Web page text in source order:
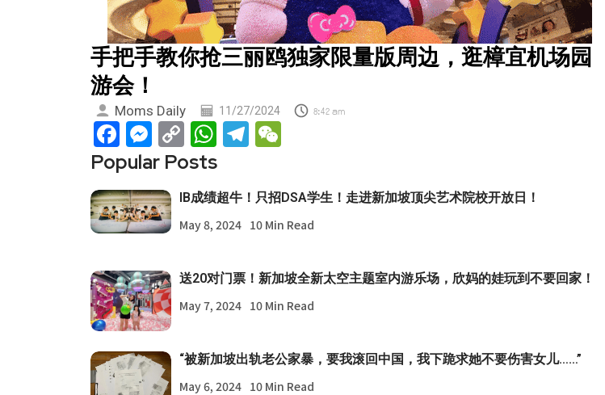
手把手教你抢三丽鸥独家限量版周边，逛樟宜机场园
游会！
Moms Daily 11/27/2024 8:42 am
Facebook
Messenger
Copy
Link
WhatsApp
Telegram
Popular Posts
IB成绩超牛！只招DSA学生！走进新加坡顶尖艺术院校开放日！
May 8, 2024 10 Min Read
送20对门票！新加坡全新太空主题室内游乐场，欣妈的娃玩到不要回家！
May 7, 2024 10 Min Read
“被新加坡出轨老公家暴，要我滚回中国，我下跪求她不要伤害女儿……”
May 6, 2024 10 Min Read